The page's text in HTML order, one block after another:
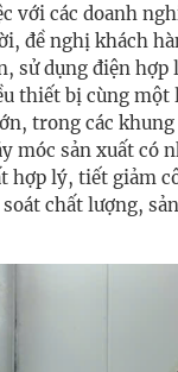
với các doanh
đề nghị khách
sử dụng điện
thiết bị cùng một
trong các khung
móc sản xuất có
hợp lý, tiết giảm
chất lượng,